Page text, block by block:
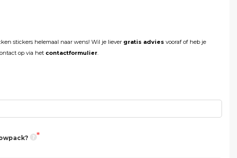
stickers helemaal naar wens! Wil je liever gratis advies vooraf of heb je
op via het contactformulier.